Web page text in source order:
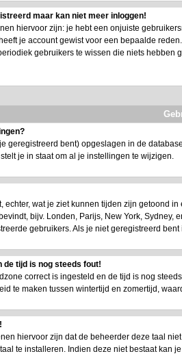
maar kan niet meer inloggen!
hiervoor zijn: je hebt een onjuiste
je account gewist voor een bepaalde
gebruikers te wissen die niets
geregistreerd bent) opgeslagen in de
je in staat om al je instellingen te wijzigen.
echter, wat je ziet kunnen tijden zijn getoond
bijv. Londen, Parijs, New York,
gebruikers. Als je niet geregistreerd
de tijd is nog steeds fout!
correct is ingesteld en de tijd is nog
te maken tussen wintertijd en zomertijd,
hiervoor zijn dat de beheerder deze taal
te installeren. Indien deze niet bestaat kan